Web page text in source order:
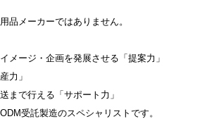
品メーカーではありません。
メージ・企画を発展させる「提案力」
力」
まで行える「サポート力」
受託製造のスペシャリストです。